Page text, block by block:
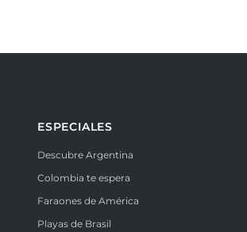
ESPECIALES
Descubre Argentina
Colombia te espera
Faraones de América
Playas de Brasil